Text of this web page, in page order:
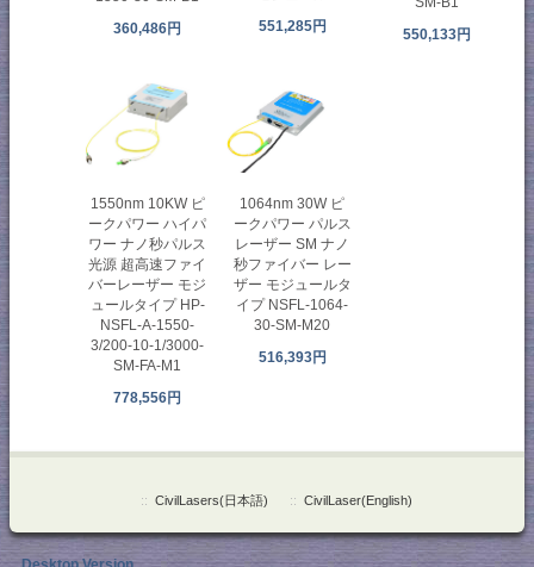
360,486円
551,285円
550,133円
1550nm 10KW ピ
ークパワー ハイパ
ワー ナノ秒パルス
光源 超高速ファイ
バーレーザー モジ
ュールタイプ HP-
NSFL-A-1550-
3/200-10-1/3000-
SM-FA-M1
778,556円
1064nm 30W ピ
ークパワー パルス
レーザー SM ナノ
秒ファイバー レー
ザー モジュールタ
イプ NSFL-1064-
30-SM-M20
516,393円
:: CivilLasers(日本語) :: CivilLaser(English)